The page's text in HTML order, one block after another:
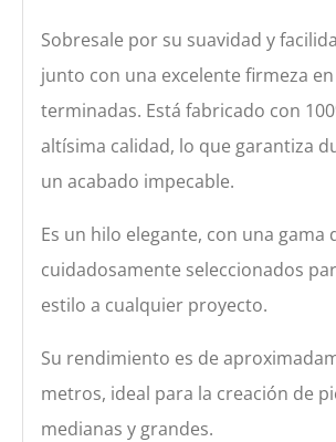
Sobresale por su suavidad y
junto con una excelente firmeza en
terminadas. Está fabricado con
altísima calidad, lo que garantiza
un acabado impecable.
Es un hilo elegante, con una gama
cuidadosamente seleccionados
estilo a cualquier proyecto.
Su rendimiento es de
metros, ideal para la creación de
medianas y grandes.